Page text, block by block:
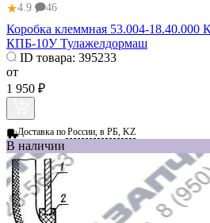
★4.9 46
Коробка клеммная 53.004-18.40.000
КПБ-10У Тулажелдормаш
ID товара: 395233
от
1 950 ₽
Доставка поРоссии, в РБ, KZ
В наличии